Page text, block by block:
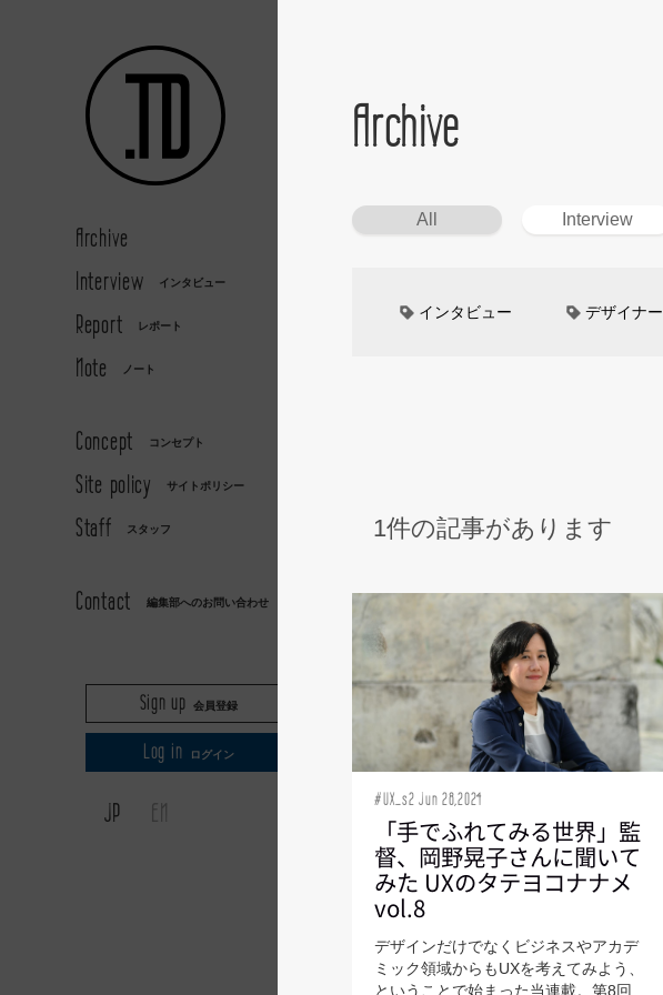
Archive
Interview
インタビュー
Report レポート
Note ノート
Concept コンセプト
Site policy サイトポリシー
Staff スタッフ
Contact 編集部へのお問い合わせ
Sign up 会員登録
Log in ログイン
JP
Archive
All Interview
インタビュー デザイナー
AXIS
1件の記事があります
#UX_s2 Jun 28,2024
「手でふれてみる世界」監
督、岡野晃子さんに聞いて
みた UXのタテヨコナナメ
vol.8
デザインだけでなくビジネスやアカデ
ミック領域からもUXを考えてみよう、
ということで始まった当連載。第8回